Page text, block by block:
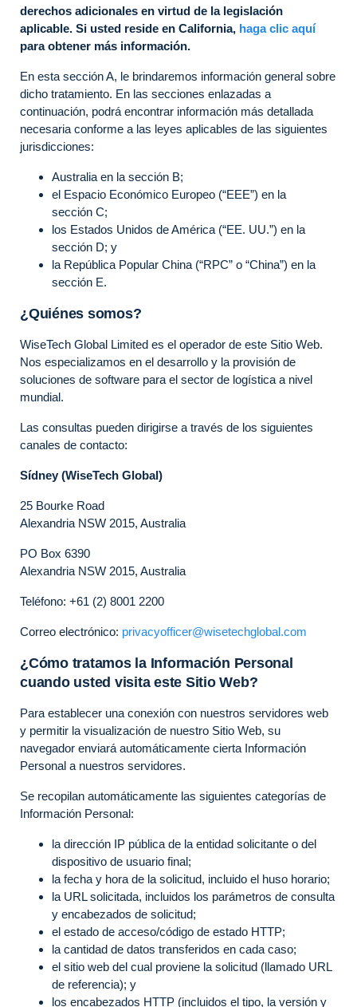
derechos adicionales en virtud de la legislación
aplicable. Si usted reside en California, haga clic aquí
para obtener más información.
En esta sección A, le brindaremos información general sobre
dicho tratamiento. En las secciones enlazadas a
continuación, podrá encontrar información más detallada
necesaria conforme a las leyes aplicables de las siguientes
jurisdicciones:
Australia en la sección B;
el Espacio Económico Europeo (“EEE”) en la
sección C;
los Estados Unidos de América (“EE. UU.”) en la
sección D; y
la República Popular China (“RPC” o “China”) en la
sección E.
¿Quiénes somos?
WiseTech Global Limited es el operador de este Sitio Web.
Nos especializamos en el desarrollo y la provisión de
soluciones de software para el sector de logística a nivel
mundial.
Las consultas pueden dirigirse a través de los siguientes
canales de contacto:
Sídney (WiseTech Global)
25 Bourke Road
Alexandria NSW 2015, Australia
PO Box 6390
Alexandria NSW 2015, Australia
Teléfono: +61 (2) 8001 2200
Correo electrónico: privacyofficer@wisetechglobal.com
¿Cómo tratamos la Información Personal
cuando usted visita este Sitio Web?
Para establecer una conexión con nuestros servidores web
y permitir la visualización de nuestro Sitio Web, su
navegador enviará automáticamente cierta Información
Personal a nuestros servidores.
Se recopilan automáticamente las siguientes categorías de
Información Personal:
la dirección IP pública de la entidad solicitante o del
dispositivo de usuario final;
la fecha y hora de la solicitud, incluido el huso horario;
la URL solicitada, incluidos los parámetros de consulta
y encabezados de solicitud;
el estado de acceso/código de estado HTTP;
la cantidad de datos transferidos en cada caso;
el sitio web del cual proviene la solicitud (llamado URL
de referencia); y
los encabezados HTTP (incluidos el tipo, la versión y